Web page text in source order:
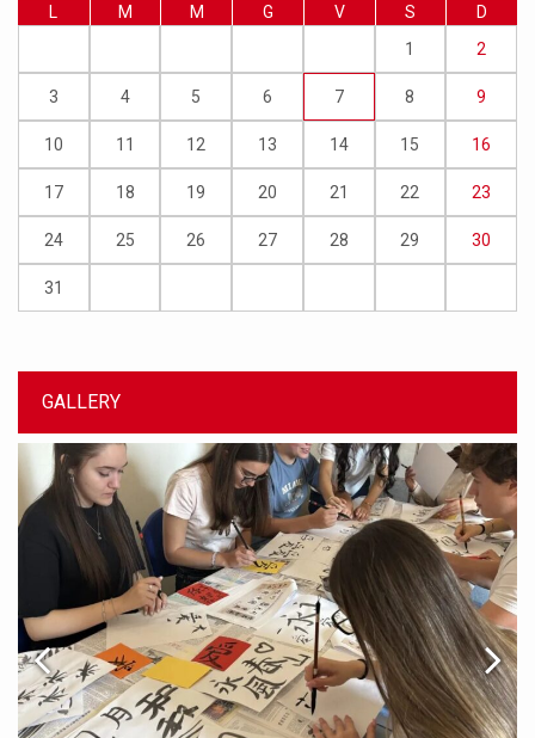
L M M G V S
D
1
2
3 4 5 6 7 8 9
10 11 12 13 14 15 16
17 18 19 20 21 22 23
24 25 26 27 28 29 30
31
GALLERY